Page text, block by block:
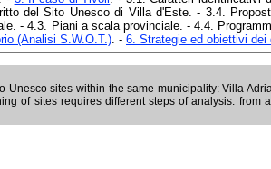
del Sito Unesco di Villa d'Este. - 3.4.
- 4.3. Piani a scala provinciale. - 4.4.
(Analisi S.W.O.T.). - 6. Strategie ed obiettivi dei
Unesco sites within the same municipality: Villa
of sites requires different steps of analysis: